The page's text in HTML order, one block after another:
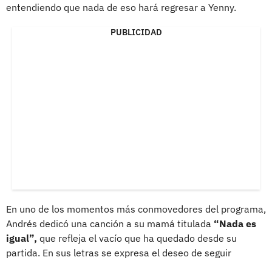
entendiendo que nada de eso hará regresar a Yenny.
PUBLICIDAD
En uno de los momentos más conmovedores del programa,
Andrés dedicó una canción a su mamá titulada “Nada es
igual”, que refleja el vacío que ha quedado desde su
partida. En sus letras se expresa el deseo de seguir